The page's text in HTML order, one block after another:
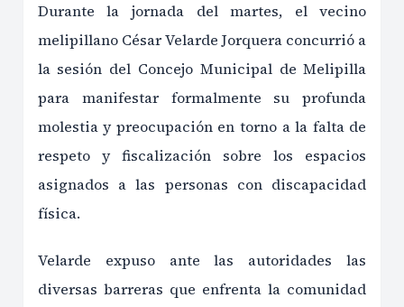
Durante la jornada del martes, el vecino
melipillano César Velarde Jorquera concurrió a
la sesión del Concejo Municipal de Melipilla
para manifestar formalmente su profunda
molestia y preocupación en torno a la falta de
respeto y fiscalización sobre los espacios
asignados a las personas con discapacidad
física.
Velarde expuso ante las autoridades las
diversas barreras que enfrenta la comunidad